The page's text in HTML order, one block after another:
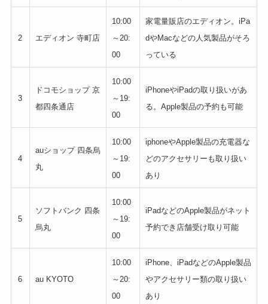
2 エディオン 寺町店
10:00
～20:
00
家電量販店のエディオン。iPa
dやMacなどの人気製品がそろ
っている
3
ドコモショップ 京
都四条通店
10:00
～19:
00
iPhoneやiPadの取り扱いがあ
る。Apple製品の予約も可能
4
auショップ 四条烏
丸
10:00
～19:
00
iphoneやApple製品の充電器な
どのアクセサリーも取り扱い
あり
5
ソフトバンク 四条
烏丸
10:00
～19:
00
iPadなどのApple製品がネット
予約でき店舗受け取り可能
6 au KYOTO
10:00
～20:
00
iPhone、iPadなどのApple製品
やアクセサリー類の取り扱い
あり